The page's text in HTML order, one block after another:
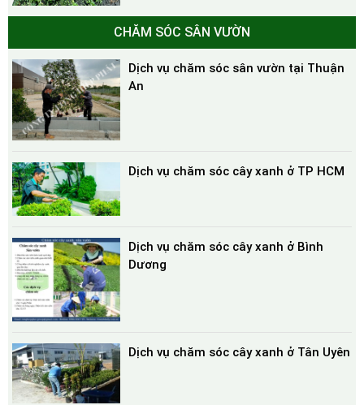
CHĂM SÓC SÂN VƯỜN
Dịch vụ chăm sóc sân vườn tại Thuận
An
Dịch vụ chăm sóc cây xanh ở TP HCM
Dịch vụ chăm sóc cây xanh ở Bình
Dương
Dịch vụ chăm sóc cây xanh ở Tân Uyên